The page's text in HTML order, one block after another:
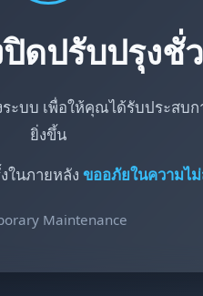
ดปรับปรุงชั่
ะบบ เพื่อให้คุณได้รับประสบ
ยิ่งขึ้น
ในภายหลัง ขออภัยในความไ
Maintenance